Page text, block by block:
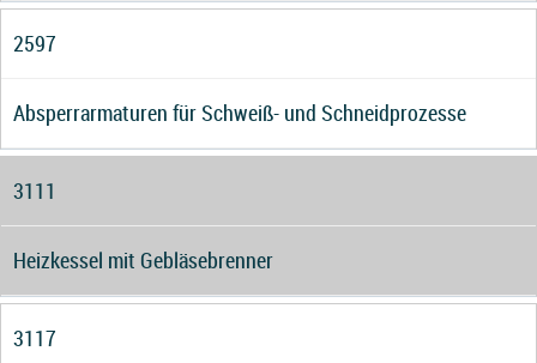
2597
Absperrarmaturen für Schweiß- und Schneidprozesse
3111
Heizkessel mit Gebläsebrenner
3117